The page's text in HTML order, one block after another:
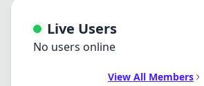
Live Users
No users online
View All Members